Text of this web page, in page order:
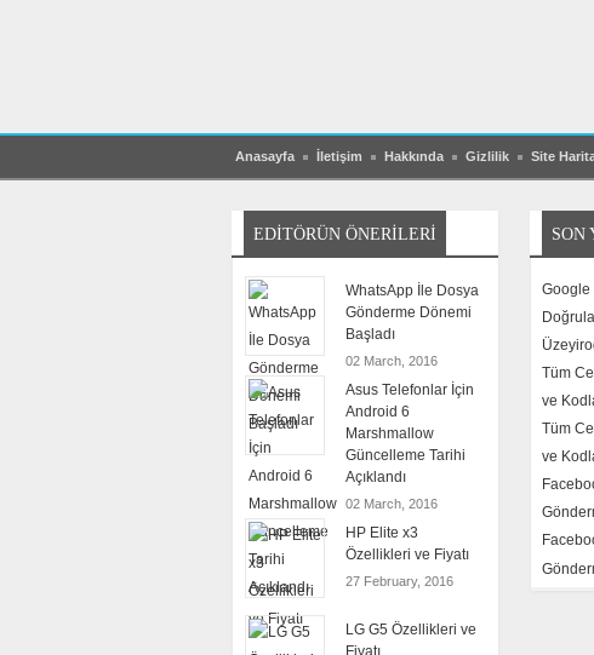
Anasayfa İletişim Hakkında Gizlilik Site
EDITÖRÜN ÖNERILERI
WhatsApp İle Dosya
Gönderme Dönemi
Başladı
02 March, 2016
Asus Telefonlar İçin
Android 6
Marshmallow
Güncelleme Tarihi
Açıklandı
02 March, 2016
HP Elite x3
Özellikleri ve Fiyatı
27 February, 2016
LG G5 Özellikleri ve
Fiyatı
SON
Google
Tüm
ve
Tüm
ve